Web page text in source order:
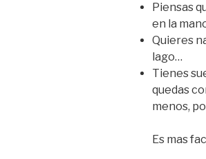
Piensas
en la
Quieres
lago…
Tienes
quedas
menos,
Es mas